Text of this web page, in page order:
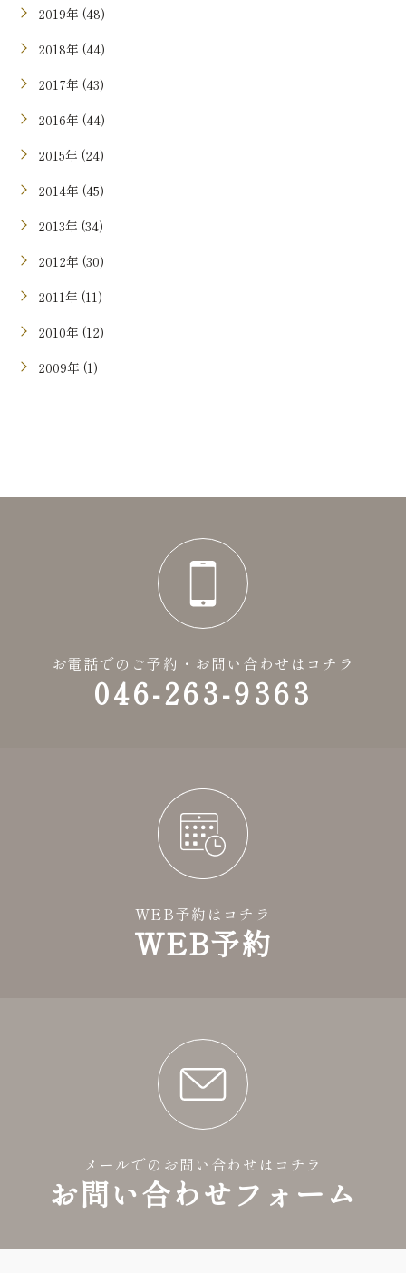
2019年 (48)
2018年 (44)
2017年 (43)
2016年 (44)
2015年 (24)
2014年 (45)
2013年 (34)
2012年 (30)
2011年 (11)
2010年 (12)
2009年 (1)
お電話でのご予約・お問い合わせはコチラ
046-263-9363
WEB予約はコチラ
WEB予約
メールでのお問い合わせはコチラ
お問い合わせフォーム